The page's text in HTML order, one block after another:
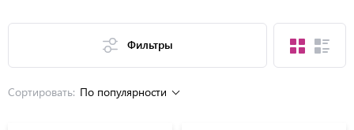
Фильтры
Сортировать: По популярности